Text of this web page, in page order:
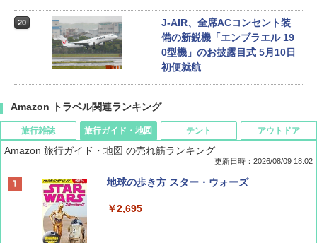
20
J-AIR、全席ACコンセント装
備の新鋭機「エンブラエル 19
0型機」のお披露目式 5月10日
初便就航
Amazon トラベル関連ランキング
旅行雑誌
BE-PAL(ビ-パル) 2026年 9 月号【特別付録:
旅行ガイド・地図
Amazon 旅行ガイド・地図 の売れ筋ランキング
更新日時：2026/08/09 18:02
地球の歩き方 スター・ウォーズ
￥2,695
テント アウトドア